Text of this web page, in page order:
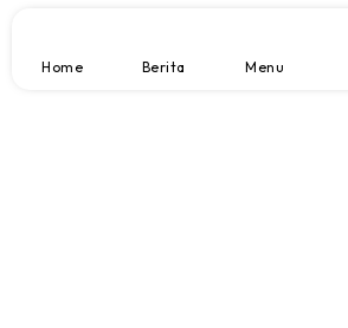
Home Berita Menu